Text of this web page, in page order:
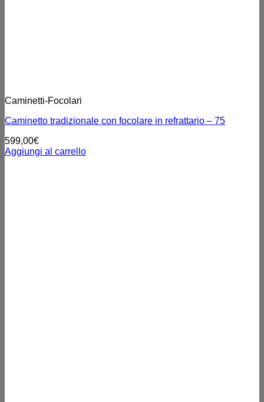
Caminetti-Focolari
Caminetto tradizionale con focolare in refrattario – 75
599,00€
Aggiungi al carrello